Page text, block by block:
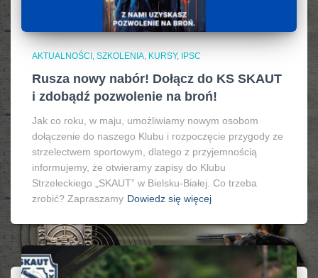
AKTUALNOŚCI, SZKOLENIA, KURSY, IPSC
Rusza nowy nabór! Dołącz do KS SKAUT
i zdobądź pozwolenie na broń!
Jak co roku, w maju, umożliwiamy nowym osobom
dołączenie do naszego Klubu i rozpoczęcie przygody ze
strzelectwem sportowym, dlatego z przyjemnością
informujemy, że otwieramy zapisy do Klubu
Strzeleckiego „SKAUT” w Bielsku-Białej. Co trzeba
zrobić? Zapraszamy Dowiedz się więcej